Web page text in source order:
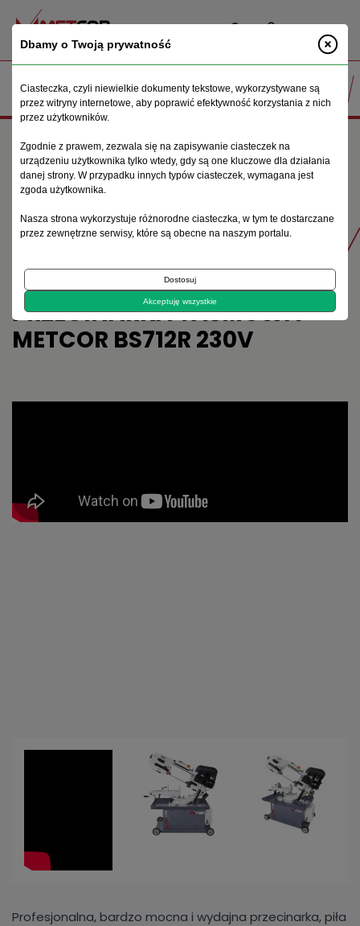
PL
Przecinarki taśmowe
Przecinarka taśmowa METCOR BS712R 230V
Produkty
PRZECINARKA TAŚMOWA
METCOR BS712R 230V
Profesjonalna, bardzo mocna i wydajna przecinarka, piła
Dbamy o Twoją prywatność
Ciasteczka, czyli niewielkie dokumenty tekstowe, wykorzystywane są
przez witryny internetowe, aby poprawić efektywność korzystania z nich
przez użytkowników.
Zgodnie z prawem, zezwala się na zapisywanie ciasteczek na
urządzeniu użytkownika tylko wtedy, gdy są one kluczowe dla działania
danej strony. W przypadku innych typów ciasteczek, wymagana jest
zgoda użytkownika.
Nasza strona wykorzystuje różnorodne ciasteczka, w tym te dostarczane
przez zewnętrzne serwisy, które są obecne na naszym portalu.
Dostosuj
Akceptuję wszystkie